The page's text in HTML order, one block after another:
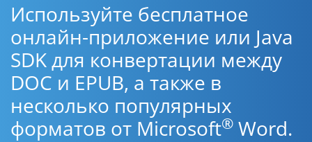
Используйте бесплатное
онлайн-приложение или Java
SDK для конвертации между
DOC и EPUB, а также в
несколько популярных
форматов от Microsoft® Word.